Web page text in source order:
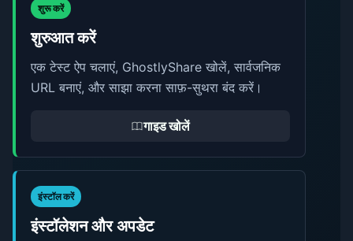
शुरू करें
शुरुआत करें
एक टेस्ट ऐप चलाएं, GhostlyShare खोलें, सार्वजनिक
URL बनाएं, और साझा करना साफ़-सुथरा बंद करें।
गाइड खोलें
इंस्टॉल करें
इंस्टॉलेशन और अपडेट